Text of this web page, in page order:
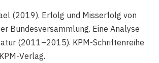
(2019). Erfolg und Misserfolg von
Bundesversammlung. Eine Analyse
(2011–2015). KPM-Schriftenreihe
Verlag.